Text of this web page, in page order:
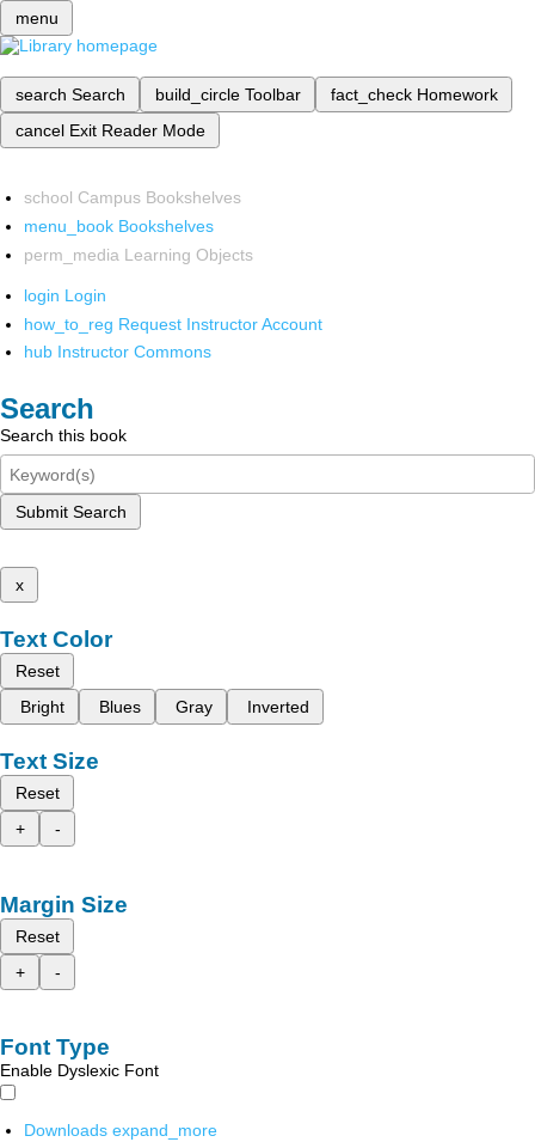
menu
search Search build_circle Toolbar fact_check Homework
cancel Exit Reader Mode
school Campus Bookshelves
menu_book Bookshelves
perm_media Learning Objects
login Login
how_to_reg Request Instructor Account
hub Instructor Commons
Search
Search this book
Submit Search
x
Text Color
Reset
Bright
Blues Gray Inverted
Text Size
Reset
+
-
Margin Size
Reset
+
-
Font Type
Enable Dyslexic Font
Downloads expand_more